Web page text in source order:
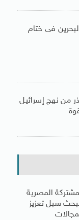
فى ختام
من نهج إسرائيل
المصرية
سبل تعزيز